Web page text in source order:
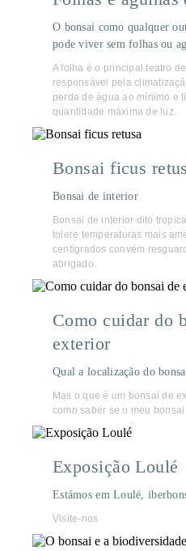
O bonsai como qualquer
pode viver sem folhas ou
A folha é o principal teatro
responsável pela
perda de água ao mínimo e
quantidade máxima de luz.
Bonsai ficus
Bonsai de interior
Bonsai de interior dito
tolere temperaturas mais
centígrados convém
abrigado.
Como cuidar do
exterior
Qual a localização do
Mas o que é um bonsai de
como saber se o meu
Exposição Loulé
Estámos em Loulé,
Visite-nos